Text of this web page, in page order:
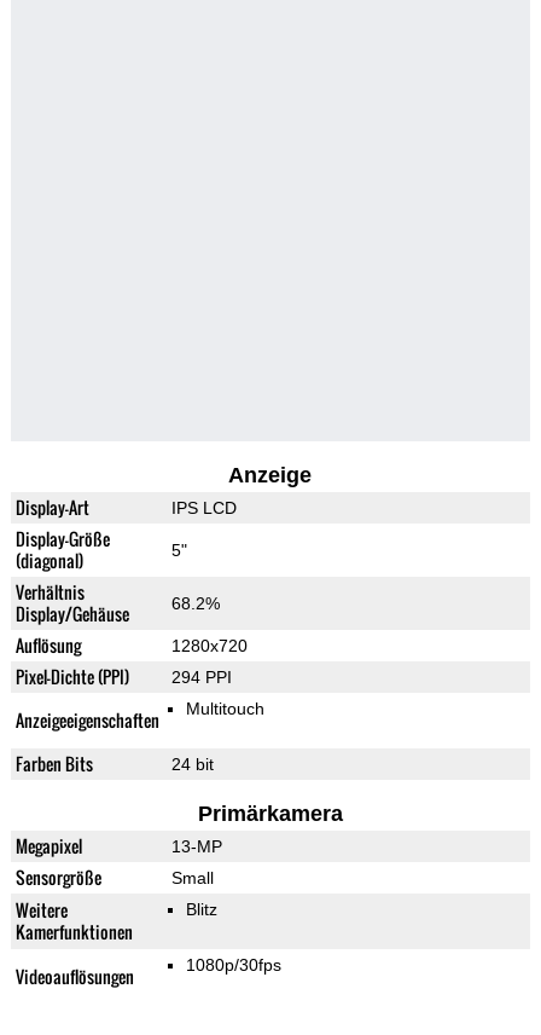
Anzeige
Display-Art IPS LCD
Display-Größe
(diagonal)
5"
Verhältnis
Display/Gehäuse
68.2%
Auflösung 1280x720
Pixel-Dichte (PPI) 294 PPI
Anzeigeeigenschaften Multitouch
Farben Bits 24 bit
Primärkamera
Megapixel 13-MP
Sensorgröße Small
Weitere
Kamerfunktionen
Blitz
Videoauflösungen 1080p/30fps